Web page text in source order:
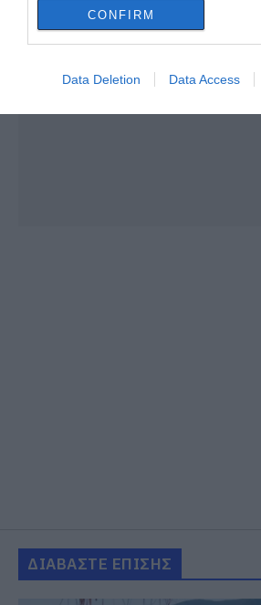
CONFIRM
Data Deletion Data Access
ΔΙΑΒΑΣΤΕ ΕΠΙΣΗΣ